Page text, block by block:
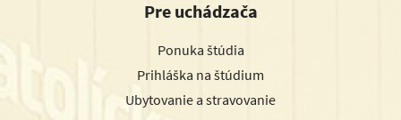
Pre uchádzača
Ponuka štúdia
Prihláška na štúdium
Ubytovanie a stravovanie